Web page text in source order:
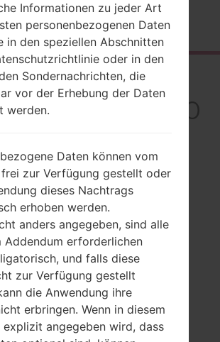
→ Serie → LG Stylo 6 →LGQ730QM6
Vergleiche
Informationen zu jeder Art
personenbezogenen Daten
in den speziellen Abschnitten
oder in den
Sondernachrichten, die
vor der Erhebung der Daten
werden.
Daten können vom
frei zur Verfügung gestellt oder
dieses Nachtrags
erhoben werden.
anders angegeben, sind alle
Addendum erforderlichen
und falls diese
zur Verfügung gestellt
die Anwendung ihre
erbringen. Wenn in diesem
explizit angegeben wird, dass